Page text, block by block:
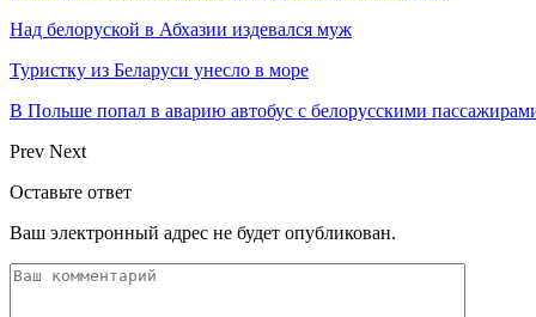
Над белоруской в Абхазии издевался муж
Туристку из Беларуси унесло в море
В Польше попал в аварию автобус с белорусскими
Prev Next
Оставьте ответ
Ваш электронный адрес не будет опубликован.